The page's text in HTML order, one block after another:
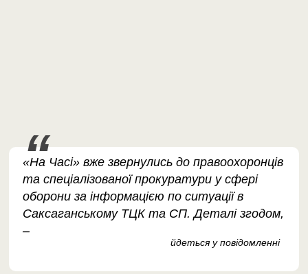
«На Часі» вже звернулись до правоохоронців
та спеціалізованої прокуратури у сфері
оборони за інформацією по ситуації в
Саксаганському ТЦК та СП. Деталі згодом,
–
йдеться у повідомленні